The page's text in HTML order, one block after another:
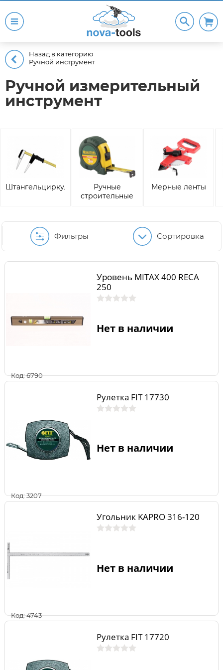
Назад в категорию
Ручной инструмент
Ручной измерительный
инструмент
Штангельциркули
Ручные
строительные
Мерные ленты
Фильтры Сортировка
Код: 6790
Уровень MITAX 400 RECA
250
Нет в наличии
Код: 3207
Рулетка FIT 17730
Нет в наличии
Код: 4743
Угольник KAPRO 316-120
Нет в наличии
Рулетка FIT 17720